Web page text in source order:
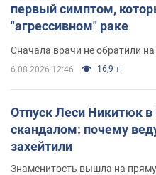
первый симптом,
"агрессивном" раке
Сначала врачи не обратили
6.08.2026 12:46 16,9 т.
Отпуск Леси Никитюк в
скандалом: почему
захейтили
Знаменитость вышла на